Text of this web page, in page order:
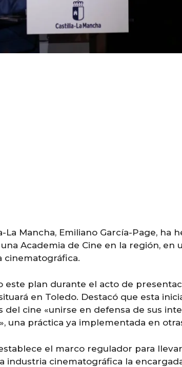
La Mancha, Emiliano García-Page, ha
Academia de Cine en la región, en
cinematográfica.
este plan durante el acto de
en Toledo. Destacó que esta
del cine «unirse en defensa de sus
una práctica ya implementada en
el marco regulador para
industria cinematográfica la